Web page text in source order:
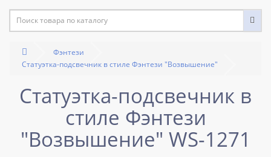
Фэнтези
Статуэтка-подсвечник в стиле Фэнтези "Возвышение"
Статуэтка-подсвечник в
стиле Фэнтези
"Возвышение" WS-1271